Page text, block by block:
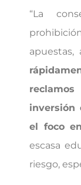
“La
inversión
el foco
escasa
riesgo,